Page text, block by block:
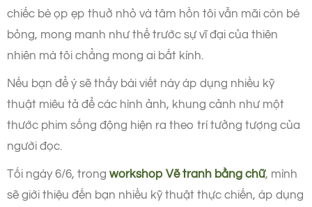
chiếc bè ọp ẹp thuở nhỏ và tâm hồn tôi vẫn mãi còn bé
bỏng, mong manh như thế trước sự vĩ đại của thiên
nhiên mà tôi chẳng mong ai bất kính.
Nếu bạn để ý sẽ thấy bài viết này áp dụng nhiều kỹ
thuật miêu tả để các hình ảnh, khung cảnh như một
thước phim sống động hiện ra theo trí tưởng tượng của
người đọc.
Tối ngày 6/6, trong workshop Vẽ tranh bằng chữ, mình
sẽ giới thiệu đến bạn nhiều kỹ thuật thực chiến, áp dụng